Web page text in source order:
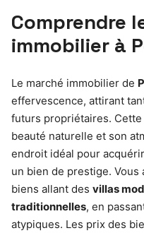
Comprendre
immobilier à
Le marché immobilier de
effervescence, attirant
futurs propriétaires.
beauté naturelle et son
endroit idéal pour
un bien de prestige.
biens allant des villas
traditionnelles, en
atypiques. Les prix des